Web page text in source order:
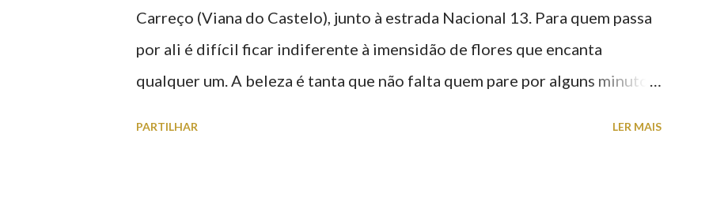
Carreço (Viana do Castelo), junto à estrada Nacional 13. Para quem passa
por ali é difícil ficar indiferente à imensidão de flores que encanta
qualquer um. A beleza é tanta que não falta quem pare por alguns minutos
PARTILHAR LER MAIS